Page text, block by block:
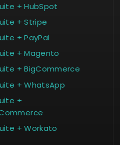
+ HubSpot
+ Stripe
+ PayPal
+ Magento
+ BigCommerce
+ WhatsApp
+
+ Workato